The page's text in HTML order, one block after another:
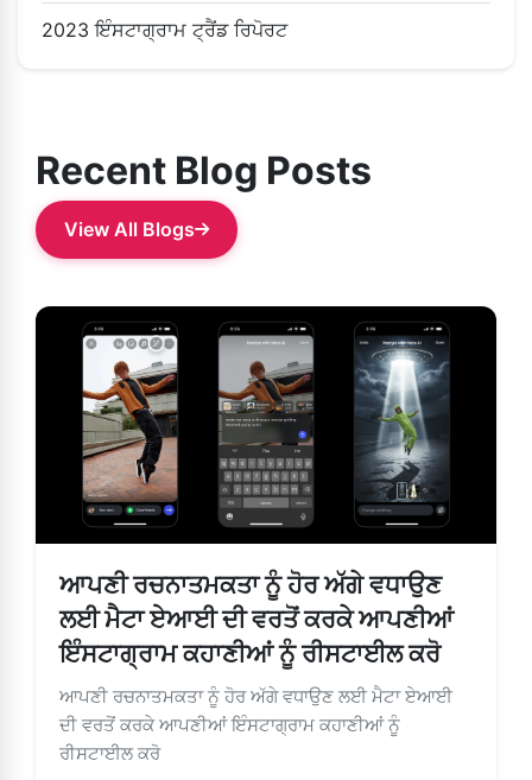
2023 ਇੰਸਟਾਗ੍ਰਾਮ ਟ੍ਰੈਂਡ ਰਿਪੋਰਟ
Recent Blog Posts
View All Blogs
ਆਪਣੀ ਰਚਨਾਤਮਕਤਾ ਨੂੰ ਹੋਰ ਅੱਗੇ ਵਧਾਉਣ
ਲਈ ਮੈਟਾ ਏਆਈ ਦੀ ਵਰਤੋਂ ਕਰਕੇ ਆਪਣੀਆਂ
ਇੰਸਟਾਗ੍ਰਾਮ ਕਹਾਣੀਆਂ ਨੂੰ ਰੀਸਟਾਈਲ ਕਰੋ
ਆਪਣੀ ਰਚਨਾਤਮਕਤਾ ਨੂੰ ਹੋਰ ਅੱਗੇ ਵਧਾਉਣ ਲਈ ਮੈਟਾ ਏਆਈ
ਦੀ ਵਰਤੋਂ ਕਰਕੇ ਆਪਣੀਆਂ ਇੰਸਟਾਗ੍ਰਾਮ ਕਹਾਣੀਆਂ ਨੂੰ
ਰੀਸਟਾਈਲ ਕਰੋ